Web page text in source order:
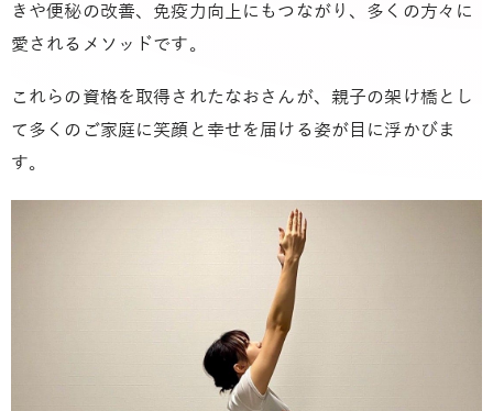
きや便秘の改善、免疫力向上にもつながり、多くの方々に
愛されるメソッドです。
これらの資格を取得されたなおさんが、親子の架け橋とし
て多くのご家庭に笑顔と幸せを届ける姿が目に浮かびま
す。